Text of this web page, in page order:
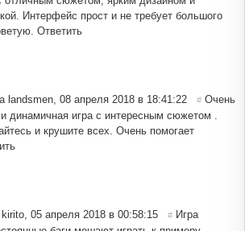
Интерфейс прост и не требует большого
Ответить
landsmen 08 апреля 2018 в 18:41:22 # Очень
динамичная игра с интересным сюжетом .
и крушите всех. Очень помогает
05 апреля 2018 в 00:58:15 # Игра